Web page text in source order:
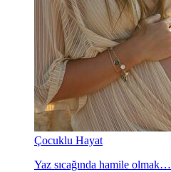
Çocuklu Hayat
Yaz sıcağında hamile olmak…